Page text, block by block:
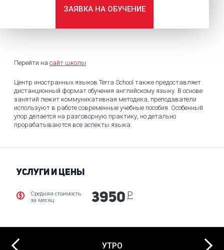
ЗАЯВКА НА ОБУЧЕНИЕ
Перейти на сайт школы
Центр иностранных языков Terra School также предоставляет
дистанционный формат обучения английскому языку. В основе
занятий лежит коммуникативная методика, преподаватели
используют в работе современные учебные пособия. Особенный
упор делается на разговорную практику, но детально
прорабатываются все аспекты языка.
УСЛУГИ И ЦЕНЫ
Средняя стоимость
за месяц
3950 Р
УТРО Next